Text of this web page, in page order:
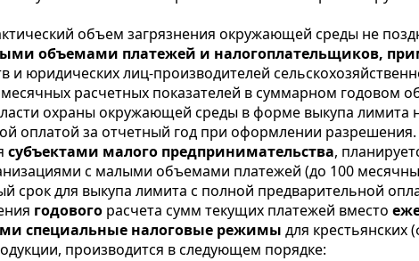
объем загрязнения окружающей среды не
объемами платежей и налогоплательщиков,
и юридических лиц-производителей
расчетных показателей в суммарном годовом
охраны окружающей среды в форме выкупа лимита
оплатой за отчетный год при оформлении разрешения.
субъектами малого предпринимательства,
с малыми объемами платежей (до 100
срок для выкупа лимита с полной предварительной
годового расчета сумм текущих платежей вместо
специальные налоговые режимы для крестьянских
производится в следующем порядке: